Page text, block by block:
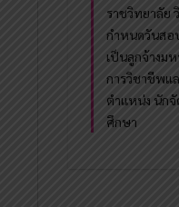
ราชวิทยาลัย
กำหนดวันสอ
เป็นลูกจ้างม
การวิชาชีพแ
ตำแหน่ง นักจั
ศึกษา